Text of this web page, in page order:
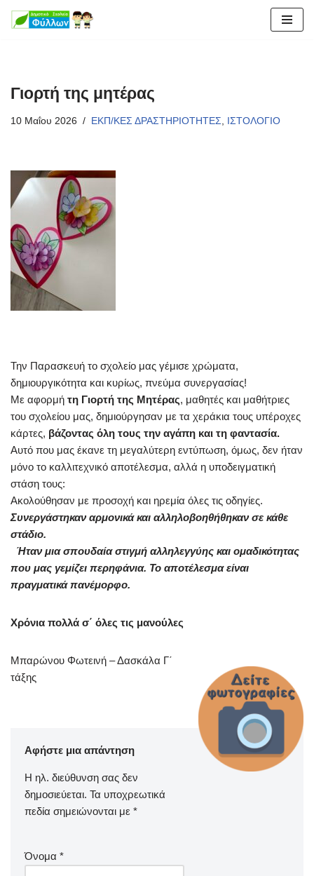
Γιορτή της μητέρας
10 Μαΐου 2026 ΕΚΠ/ΚΕΣ ΔΡΑΣΤΗΡΙΟΤΗΤΕΣ ΙΣΤΟΛΟΓΙΟ
Την Παρασκευή το σχολείο μας γέμισε χρώματα,
δημιουργικότητα και κυρίως, πνεύμα συνεργασίας!
Με αφορμή τη Γιορτή της Μητέρας, μαθητές και μαθήτριες
του σχολείου μας, δημιούργησαν με τα χεράκια τους υπέροχες
κάρτες, βάζοντας όλη τους την αγάπη και τη φαντασία.
Αυτό που μας έκανε τη μεγαλύτερη εντύπωση, όμως, δεν ήταν
μόνο το καλλιτεχνικό αποτέλεσμα, αλλά η υποδειγματική
στάση τους:
Ακολούθησαν με προσοχή και ηρεμία όλες τις οδηγίες.
Συνεργάστηκαν αρμονικά και αλληλοβοηθήθηκαν σε κάθε
στάδιο.
Ήταν μια σπουδαία στιγμή αλληλεγγύης και ομαδικότητας
που μας γεμίζει περηφάνια. Το αποτέλεσμα είναι
πραγματικά πανέμορφο.
Χρόνια πολλά σ΄ όλες τις μανούλες
Μπαρώνου Φωτεινή – Δασκάλα Γ΄
τάξης
Αφήστε μια απάντηση
Η ηλ. διεύθυνση σας δεν
δημοσιεύεται. Τα υποχρεωτικά
πεδία σημειώνονται με *
Όνομα *